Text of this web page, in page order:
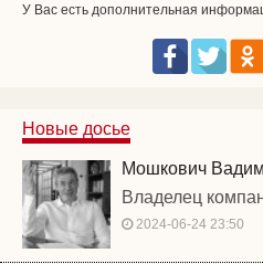
У Вас есть дополнительная
Новые досье
Мошкович Вадим
Владелец
2024-06-24 23:50